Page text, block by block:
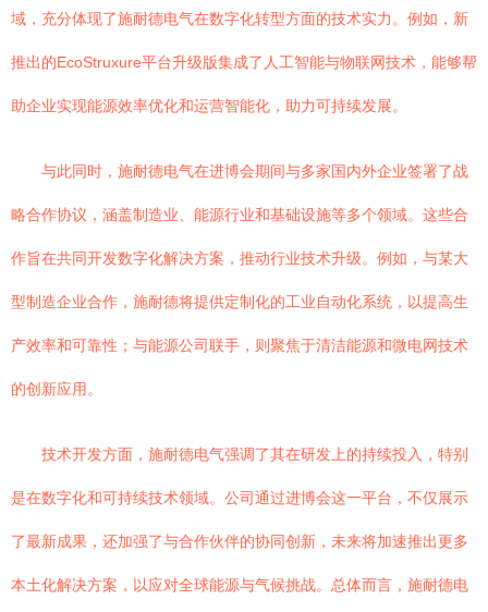
域，充分体现了施耐德电气在数字化转型方面的技术实力。例如，新
推出的EcoStruxure平台升级版集成了人工智能与物联网技术，能够帮
助企业实现能源效率优化和运营智能化，助力可持续发展。
与此同时，施耐德电气在进博会期间与多家国内外企业签署了战
略合作协议，涵盖制造业、能源行业和基础设施等多个领域。这些合
作旨在共同开发数字化解决方案，推动行业技术升级。例如，与某大
型制造企业合作，施耐德将提供定制化的工业自动化系统，以提高生
产效率和可靠性；与能源公司联手，则聚焦于清洁能源和微电网技术
的创新应用。
技术开发方面，施耐德电气强调了其在研发上的持续投入，特别
是在数字化和可持续技术领域。公司通过进博会这一平台，不仅展示
了最新成果，还加强了与合作伙伴的协同创新，未来将加速推出更多
本土化解决方案，以应对全球能源与气候挑战。总体而言，施耐德电